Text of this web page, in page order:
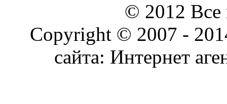
© 2012 Все
Copyright © 2007 -
сайта: Интернет